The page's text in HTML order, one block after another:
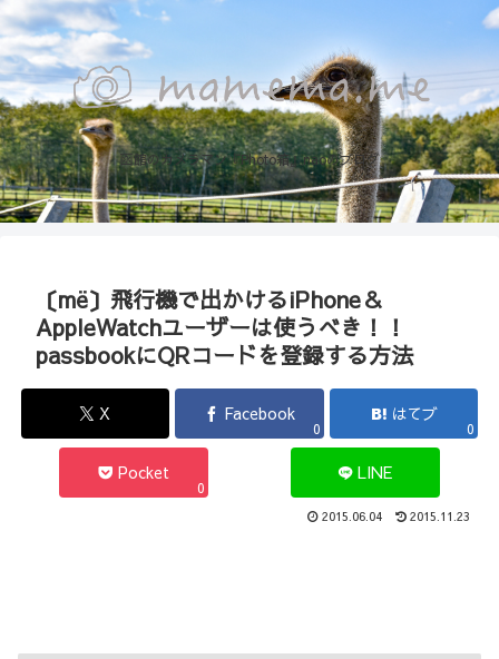
函館のカメラマン『Photo箱』naoのブログ
〔më〕飛行機で出かけるiPhone＆
AppleWatchユーザーは使うべき！！
passbookにQRコードを登録する方法
X Facebook
0
はてブ
0
Pocket
0
LINE
2015.06.04 2015.11.23